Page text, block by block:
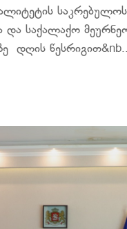
და საქალაქო
დღის